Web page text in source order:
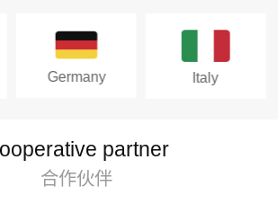
Germany Italy
partner
合作伙伴